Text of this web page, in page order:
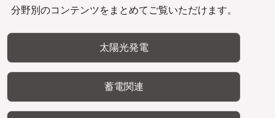
分野別のコンテンツをまとめてご覧いただけます。
太陽光発電
蓄電関連